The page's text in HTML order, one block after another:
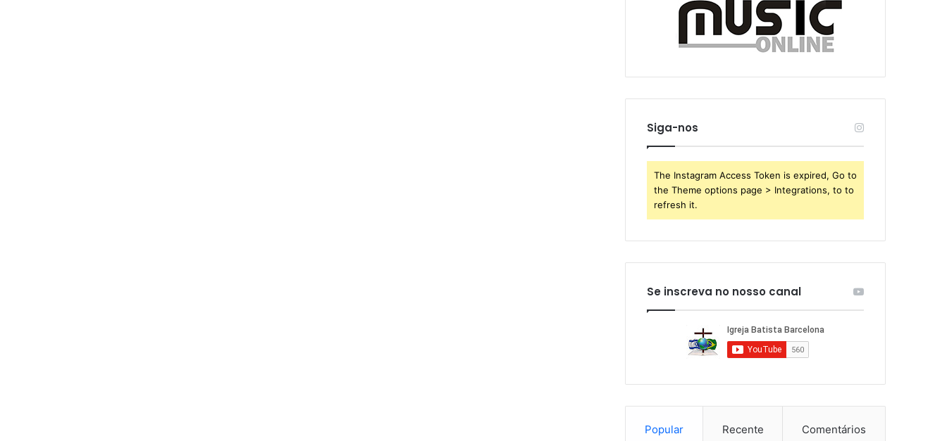
Siga-nos
The Instagram Access Token is expired, Go to
the Theme options page > Integrations, to to
refresh it.
Se inscreva no nosso canal
Popular Recente Comentários